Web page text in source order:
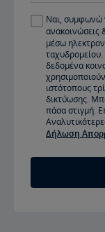
mail
σας
Ναι, συμφωνώ
ανακοινώσεις
μέσω
δεδομένα
ιστότοπους
δικτύωσης.
πάσα στιγμή.
Δήλωση